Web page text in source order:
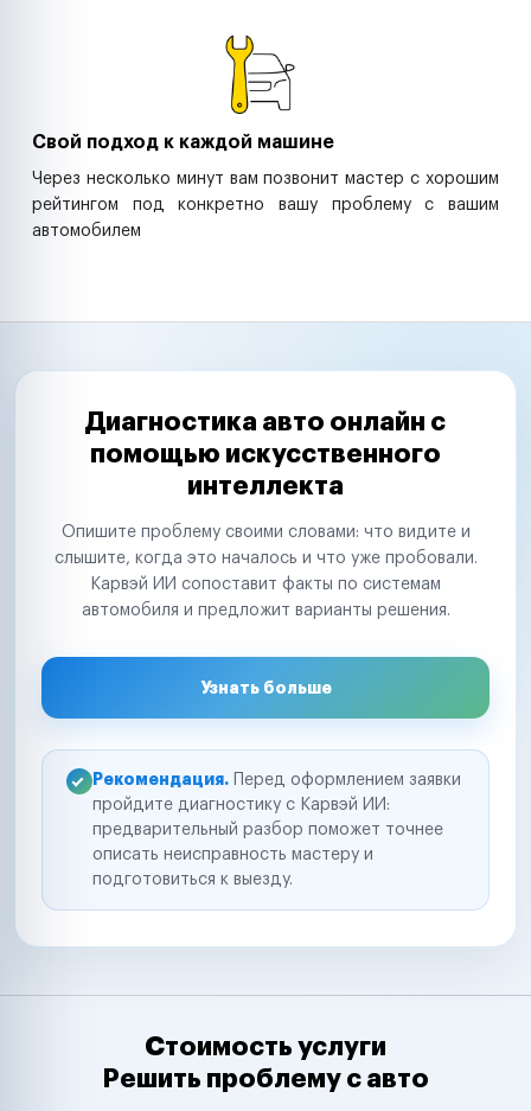
Свой подход к каждой машине
Через несколько минут вам позвонит мастер с хорошим
рейтингом под конкретно вашу проблему с вашим
автомобилем
Диагностика авто онлайн с
помощью искусственного
интеллекта
Опишите проблему своими словами: что видите и
слышите, когда это началось и что уже пробовали.
Карвэй ИИ сопоставит факты по системам
автомобиля и предложит варианты решения.
Узнать больше
Рекомендация. Перед оформлением заявки
пройдите диагностику с Карвэй ИИ:
предварительный разбор поможет точнее
описать неисправность мастеру и
подготовиться к выезду.
Стоимость услуги
Решить проблему с авто